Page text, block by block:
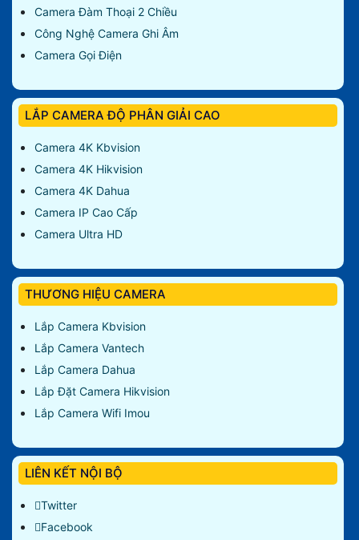
Camera Đàm Thoại 2 Chiều
Công Nghệ Camera Ghi Âm
Camera Gọi Điện
LẮP CAMERA ĐỘ PHÂN GIẢI CAO
Camera 4K Kbvision
Camera 4K Hikvision
Camera 4K Dahua
Camera IP Cao Cấp
Camera Ultra HD
THƯƠNG HIỆU CAMERA
Lắp Camera Kbvision
Lắp Camera Vantech
Lắp Camera Dahua
Lắp Đặt Camera Hikvision
Lắp Camera Wifi Imou
LIÊN KẾT NỘI BỘ
Twitter
Facebook